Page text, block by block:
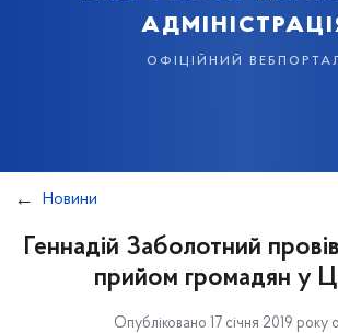
офіційний
Новини
Геннадій Заболотний
прийом громадян у
Опубліковано 17 січня 2019 року